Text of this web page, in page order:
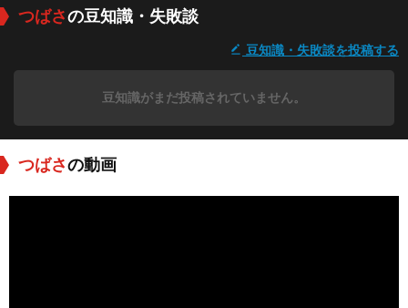
つばさの豆知識・失敗談
豆知識・失敗談を投稿する
豆知識がまだ投稿されていません。
つばさの動画